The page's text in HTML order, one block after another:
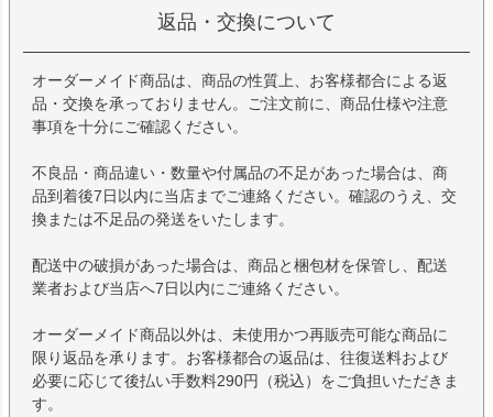
返品・交換について
オーダーメイド商品は、商品の性質上、お客様都合による返
品・交換を承っておりません。ご注文前に、商品仕様や注意
事項を十分にご確認ください。
不良品・商品違い・数量や付属品の不足があった場合は、商
品到着後7日以内に当店までご連絡ください。確認のうえ、交
換または不足品の発送をいたします。
配送中の破損があった場合は、商品と梱包材を保管し、配送
業者および当店へ7日以内にご連絡ください。
オーダーメイド商品以外は、未使用かつ再販売可能な商品に
限り返品を承ります。お客様都合の返品は、往復送料および
必要に応じて後払い手数料290円（税込）をご負担いただきま
す。